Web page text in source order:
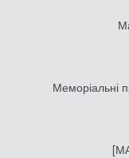
Меморіальні